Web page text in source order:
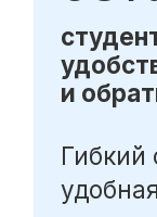
Популярные
Маркетинг
Аналитика
Финансы